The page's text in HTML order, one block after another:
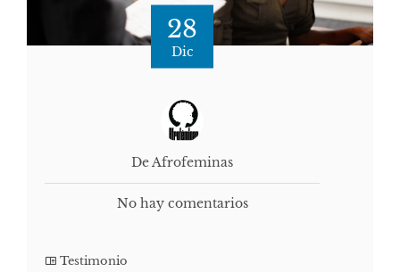
28
Dic
De Afrofeminas
No hay comentarios
Testimonio